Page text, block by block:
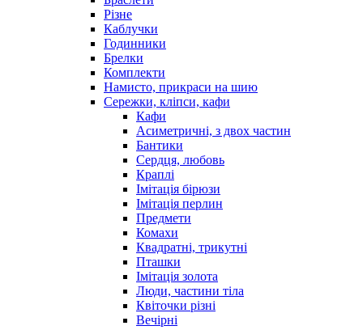
Різне
Каблучки
Годинники
Брелки
Комплекти
Намисто, прикраси на шию
Сережки, кліпси, кафи
Кафи
Асиметричні, з двох частин
Бантики
Сердця, любовь
Краплі
Імітація бірюзи
Імітація перлин
Предмети
Комахи
Квадратні, трикутні
Пташки
Імітація золота
Люди, частини тіла
Квіточки різні
Вечірні